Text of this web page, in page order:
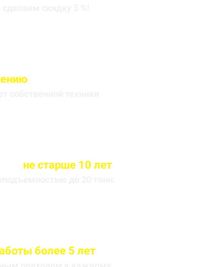
не старше 10 лет
более 5 лет